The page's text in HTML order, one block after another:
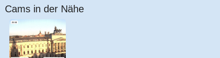
Cams in der Nähe